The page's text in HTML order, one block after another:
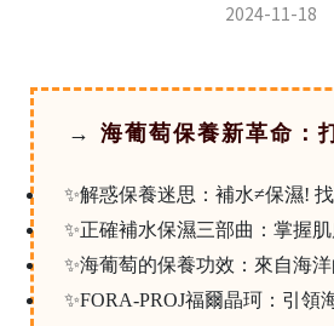
2024-11-18
→ 海葡萄保養新革命：
✨解惑保養迷思：補水≠保濕!
✨正確補水保濕三部曲：掌握
✨海葡萄的保養功效：來自海
✨FORA-PROJ福爾晶珂：引